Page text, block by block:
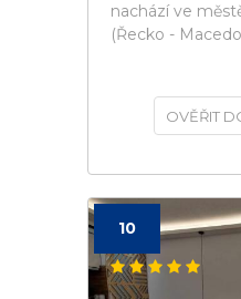
nachází ve
(Řecko -
OVĚŘIT
10